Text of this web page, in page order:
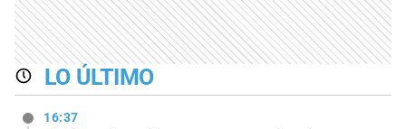
LO ÚLTIMO
16:37